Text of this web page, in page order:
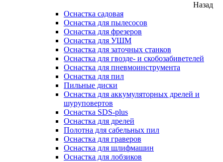
Назад
Оснастка садовая
Оснастка для пылесосов
Оснастка для фрезеров
Оснастка для УШМ
Оснастка для заточных станков
Оснастка для гвозде- и скобозабиветелей
Оснастка для пневмоинструмента
Оснастка для пил
Пильные диски
Оснастка для аккумуляторных дрелей и
шуруповертов
Оснастка SDS-plus
Оснастка для дрелей
Полотна для сабельных пил
Оснастка для граверов
Оснастка для шлифмашин
Оснастка для лобзиков